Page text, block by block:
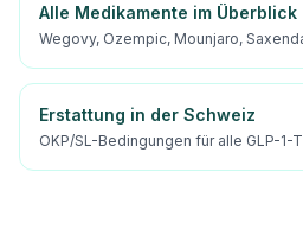
Alle Medikamente im Überblick
Wegovy, Ozempic, Mounjaro,
Erstattung in der Schweiz
OKP/SL-Bedingungen für alle GLP-1-